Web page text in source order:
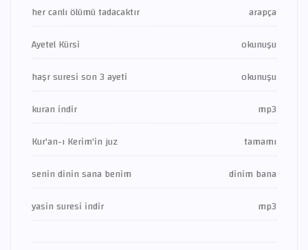
her canlı ölümü tadacaktır
arapça
Ayetel Kürsi
okunuşu
haşr suresi son 3 ayeti
okunuşu
kuran indir
mp3
Kur'an-ı Kerim'in juz
tamamı
senin dinin sana benim
dinim bana
yasin suresi indir
mp3